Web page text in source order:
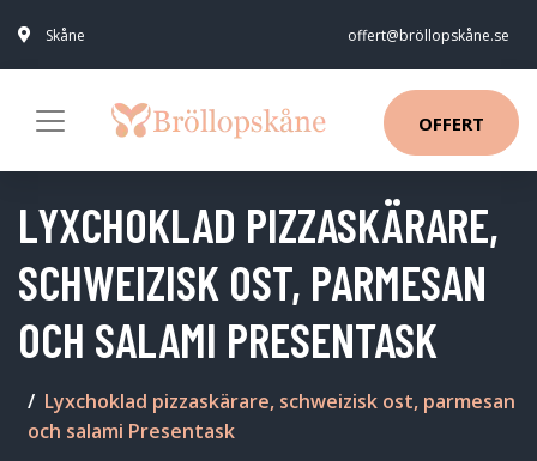
Skåne offert@bröllopskåne.se
OFFERT
LYXCHOKLAD PIZZASKÄRARE,
SCHWEIZISK OST, PARMESAN
OCH SALAMI PRESENTASK
Lyxchoklad pizzaskärare, schweizisk ost, parmesan
och salami Presentask